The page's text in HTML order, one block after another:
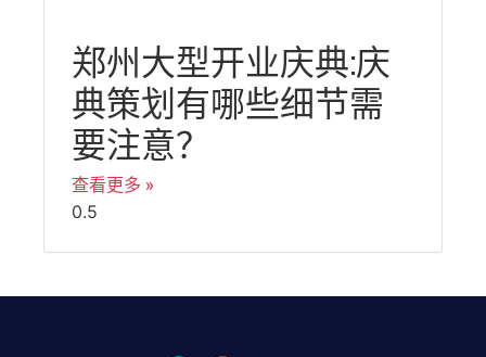
郑州大型开业庆典:庆
典策划有哪些细节需
要注意？
查看更多 »